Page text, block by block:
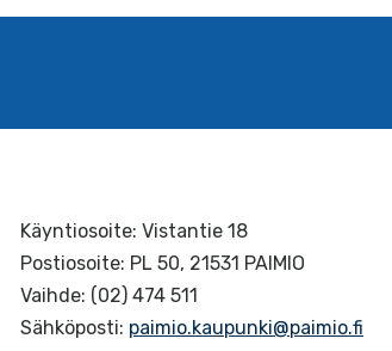
Käyntiosoite: Vistantie 18
Postiosoite: PL 50, 21531 PAIMIO
Vaihde: (02) 474 511
Sähköposti: paimio.kaupunki@paimio.fi